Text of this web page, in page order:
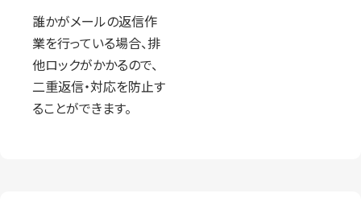
誰かがメールの返信作
業を行っている場合、排
他ロックがかかるので、
二重返信・対応を防止す
ることができます。